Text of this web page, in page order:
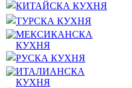
КИТАЙСКА КУХНЯ
ТУРСКА КУХНЯ
МЕКСИКАНСКА
КУХНЯ
РУСКА КУХНЯ
ИТАЛИАНСКА
КУХНЯ